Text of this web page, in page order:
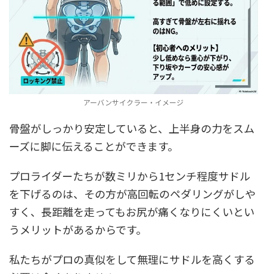
アーバンサイクラー・イメージ
骨盤がしっかり安定していると、上半身の力をスム
ーズに脚に伝えることができます。
プロライダーたちが数ミリから1センチ程度サドル
を下げるのは、その方が高回転のペダリングがしや
すく、長距離を走ってもお尻が痛くなりにくいとい
うメリットがあるからです。
私たちがプロの真似をして無理にサドルを高くする